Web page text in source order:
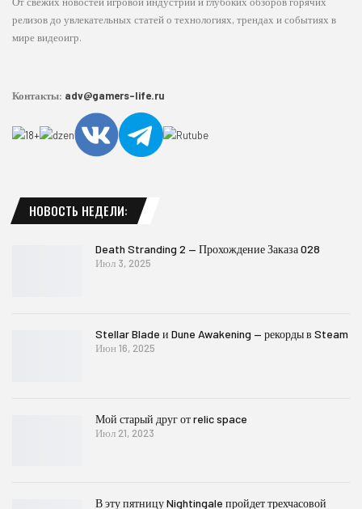
релизов до увлекательных статей о технологиях, трендах и событиях в
мире видеоигр.
Контакты: adv@gamers-life.ru
НОВОСТЬ НЕДЕЛИ:
Death Stranding 2 — Прохождение Заказа 028
Июл 3, 2025
Stellar Blade и Dune Awakening — рекорды в Steam
Июн 16, 2025
Мой старый друг от relic space
Июл 21, 2023
В эту пятницу Nightingale пройдет трехчасовой